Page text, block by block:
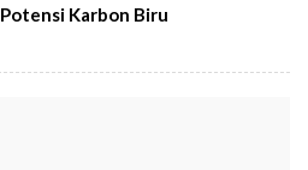
Potensi Karbon Biru